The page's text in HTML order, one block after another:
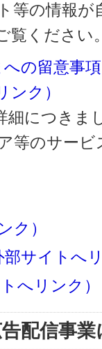
等の情報
覧ください
の留意事
ク）
細につきま
等のサー
ク）
部サイトへ
へリンク）
配信事